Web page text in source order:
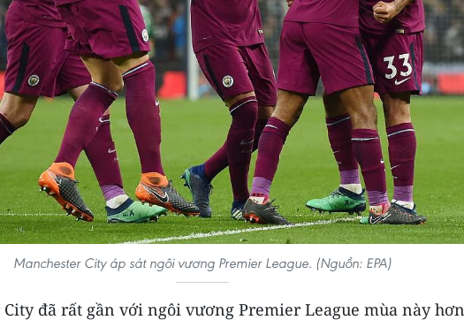
Manchester City áp sát ngôi vương Premier League. (Nguồn: EPA)
đã rất gần với ngôi vương Premier League mùa này hơn